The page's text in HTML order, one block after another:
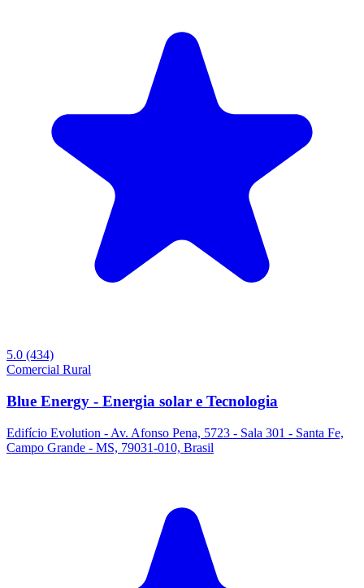
5.0 (434)
Comercial Rural
Blue Energy - Energia solar e Tecnologia
Edifício Evolution - Av. Afonso Pena, 5723 - Sala 301 - Santa Fe,
Campo Grande - MS, 79031-010, Brasil